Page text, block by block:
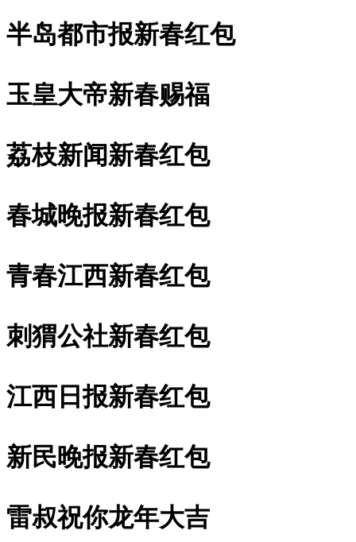
半岛都市报新春红包
玉皇大帝新春赐福
荔枝新闻新春红包
春城晚报新春红包
青春江西新春红包
刺猬公社新春红包
江西日报新春红包
新民晚报新春红包
雷叔祝你龙年大吉